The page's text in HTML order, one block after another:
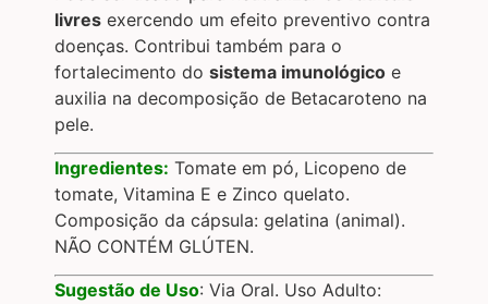
livres exercendo um efeito preventivo contra
doenças. Contribui também para o
fortalecimento do sistema imunológico e
auxilia na decomposição de Betacaroteno na
pele.
Ingredientes: Tomate em pó, Licopeno de
tomate, Vitamina E e Zinco quelato.
Composição da cápsula: gelatina (animal).
NÃO CONTÉM GLÚTEN.
Sugestão de Uso: Via Oral. Uso Adulto: